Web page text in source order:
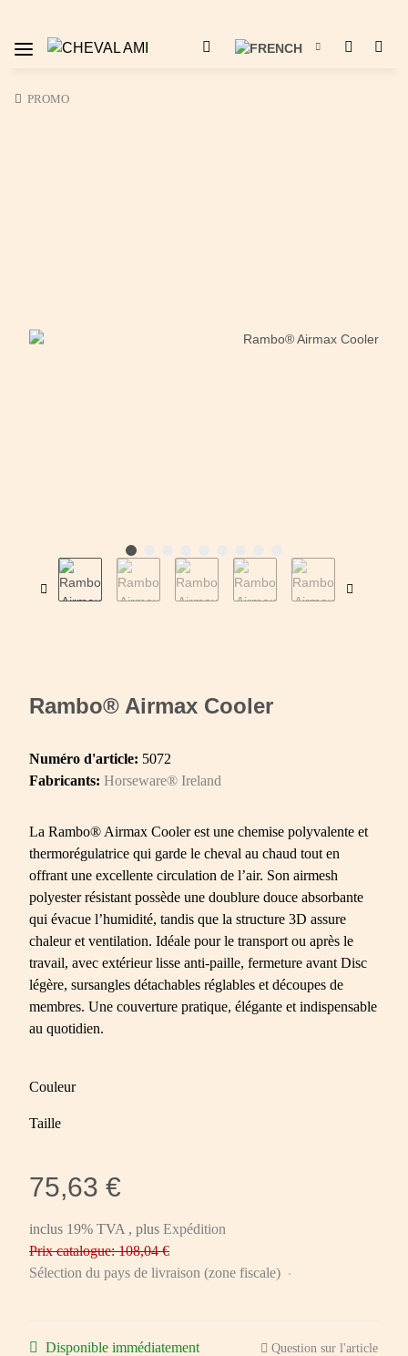
PROMO
Rambo® Airmax Cooler
Numéro d'article: 5072
Fabricants: Horseware® Ireland
La Rambo® Airmax Cooler est une chemise polyvalente et
thermorégulatrice qui garde le cheval au chaud tout en
offrant une excellente circulation de l’air. Son airmesh
polyester résistant possède une doublure douce absorbante
qui évacue l’humidité, tandis que la structure 3D assure
chaleur et ventilation. Idéale pour le transport ou après le
travail, avec extérieur lisse anti-paille, fermeture avant Disc
légère, sursangles détachables réglables et découpes de
membres. Une couverture pratique, élégante et indispensable
au quotidien.
Couleur
Taille
75,63 €
inclus 19% TVA , plus Expédition
Prix catalogue: 108,04 €
Sélection du pays de livraison (zone fiscale)
Disponible immédiatement Question sur l'article